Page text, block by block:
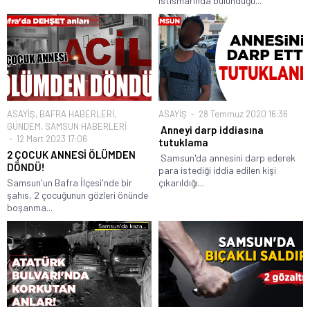
ASAYİŞ, BAFRA HABERLERİ,
GÜNDEM, SAMSUN HABERLERİ
12 Mart 2023 17:06
2 ÇOCUK ANNESİ ÖLÜMDEN
DÖNDÜ!
Samsun'un Bafra İlçesi'nde bir
şahıs, 2 çocuğunun gözleri önünde
boşanma...
ASAYİŞ 28 Temmuz 2020 16:36
Anneyi darp iddiasına
tutuklama
Samsun'da annesini darp ederek
para istediği iddia edilen kişi
çıkarıldığı...